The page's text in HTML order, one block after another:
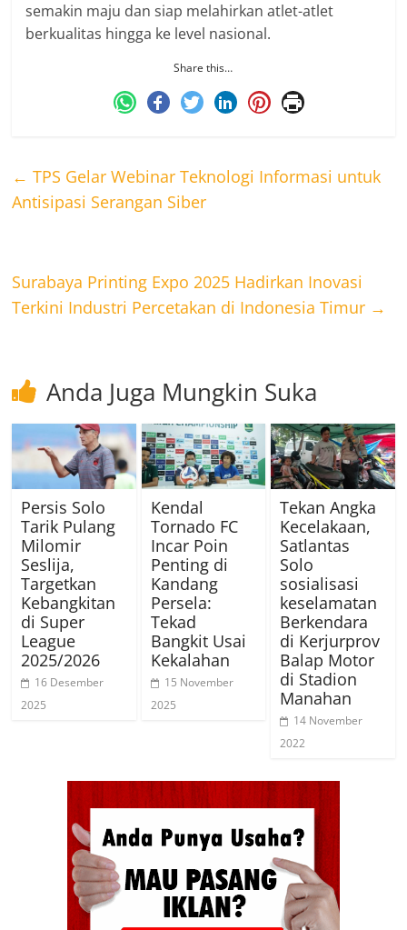
semakin maju dan siap melahirkan atlet-atlet
berkualitas hingga ke level nasional.
Share this…
← TPS Gelar Webinar Teknologi Informasi untuk
Antisipasi Serangan Siber
Surabaya Printing Expo 2025 Hadirkan Inovasi
Terkini Industri Percetakan di Indonesia Timur →
Anda Juga Mungkin Suka
Persis Solo
Tarik Pulang
Milomir
Seslija,
Targetkan
Kebangkitan
di Super
League
2025/2026
16 Desember
2025
Kendal
Tornado FC
Incar Poin
Penting di
Kandang
Persela:
Tekad
Bangkit Usai
Kekalahan
15 November
2025
Tekan Angka
Kecelakaan,
Satlantas
Solo
sosialisasi
keselamatan
Berkendara
di Kerjurprov
Balap Motor
di Stadion
Manahan
14 November
2022